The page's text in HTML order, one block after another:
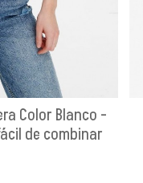
Color Blanco -
de combinar